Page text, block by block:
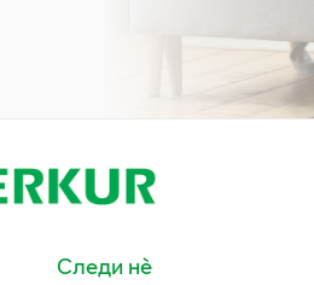
Следи нè